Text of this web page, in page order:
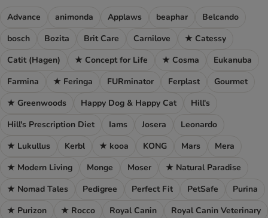
Advance animonda Applaws beaphar
Belcando
bosch
Bozita Brit Care Carnilove
★ Catessy
Catit (Hagen)
★ Concept for Life ★ Cosma
Eukanuba
Farmina
★ Feringa FURminator Ferplast
Gourmet
★ Greenwoods
Happy Dog & Happy Cat
Hill's
Hill's Prescription Diet
Iams Josera
Leonardo
★ Lukullus
Kerbl ★ kooa KONG Mars
Mera
★ Modern Living
Monge Moser
★ Natural Paradise
★ Nomad Tales
Pedigree Perfect Fit PetSafe
Purina
★ Purizon
★ Rocco Royal Canin
Royal Canin Veterinary